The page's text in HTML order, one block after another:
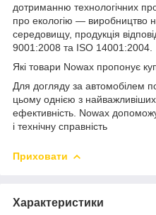
дотриманню технологічних
про екологію — виробництво
середовищу, продукція
9001:2008 та ISO 14001:2004.
Які товари Nowax пропонує
Для догляду за автомобілем
цьому однією з найважливіших
ефективність. Nowax
і технічну справність
Приховати
Характеристики